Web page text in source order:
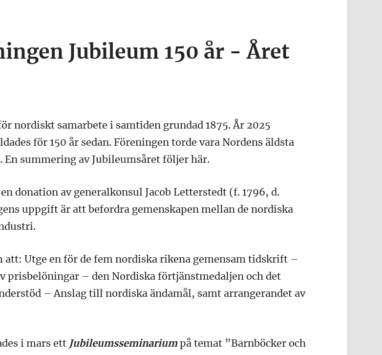
Jubileum 150 år - Året
nordiskt samarbete i samtiden grundad 1875. År 2025
för 150 år sedan. Föreningen torde vara Nordens äldsta
summering av Jubileumsåret följer här.
donation av generalkonsul Jacob Letterstedt (f. 1796, d.
uppgift är att befordra gemenskapen mellan de nordiska
att: Utge en för de fem nordiska rikena gemensam tidskrift –
prisbelöningar – den Nordiska förtjänstmedaljen och det
– Anslag till nordiska ändamål, samt arrangerandet av
i mars ett Jubileumsseminariumpå temat ”Barnböcker och